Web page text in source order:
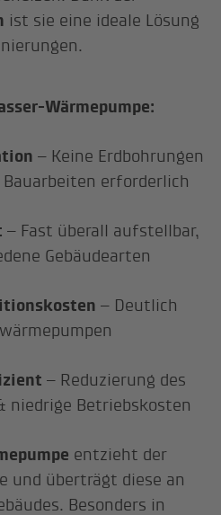
ist sie eine ideale Lösung
Wärmepumpe:
– Keine Erdbohrungen
erforderlich
– Fast überall aufstellbar,
Gebäudearten
– Deutlich
– Reduzierung des
niedrige Betriebskosten
entzieht der
und überträgt diese an
Besonders in